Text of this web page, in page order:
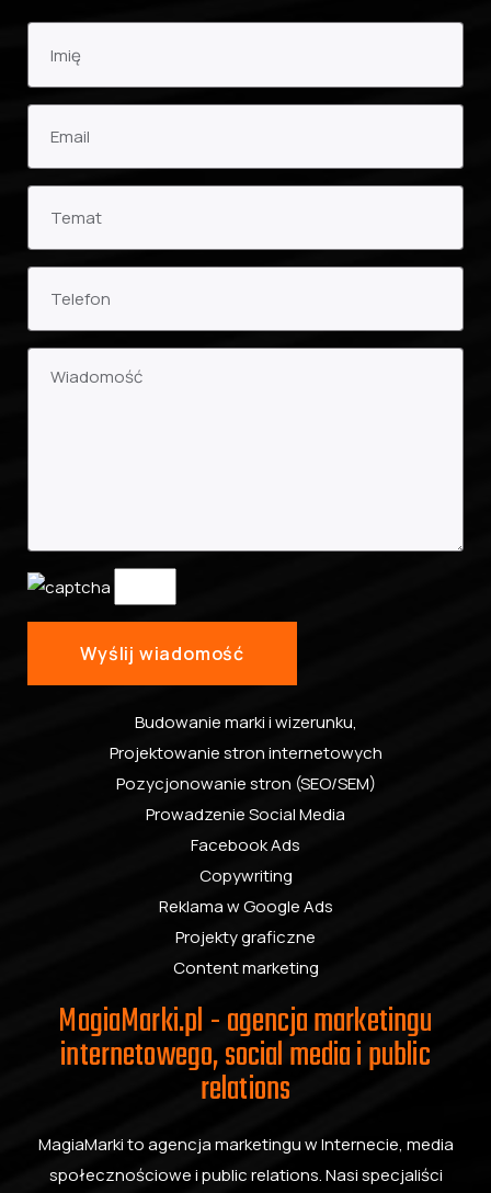
Budowanie marki i wizerunku,
Projektowanie stron internetowych
Pozycjonowanie stron (SEO/SEM)
Prowadzenie Social Media
Facebook Ads
Copywriting
Reklama w Google Ads
Projekty graficzne
Content marketing
MagiaMarki.pl - agencja marketingu
internetowego, social media i public
relations
MagiaMarki to agencja marketingu w Internecie, media
społecznościowe i public relations. Nasi specjaliści